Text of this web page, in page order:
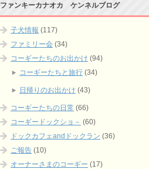
ファンキーカナオカ ケンネルブログ
子犬情報 (117)
ファミリー会 (34)
コーギーたちのお出かけ (94)
コーギーたちと旅行 (34)
日帰りのお出かけ (43)
コーギーたちの日常 (66)
コーギードックショ－ (60)
ドックカフェandドックラン (36)
ご報告 (10)
オーナーさまのコーギー (17)